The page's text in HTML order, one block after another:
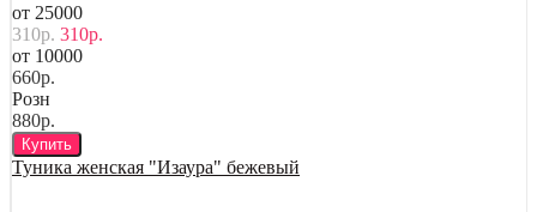
от 25000
310р. 310р.
от 10000
660р.
Розн
880р.
Купить
Туника женская "Изаура" бежевый